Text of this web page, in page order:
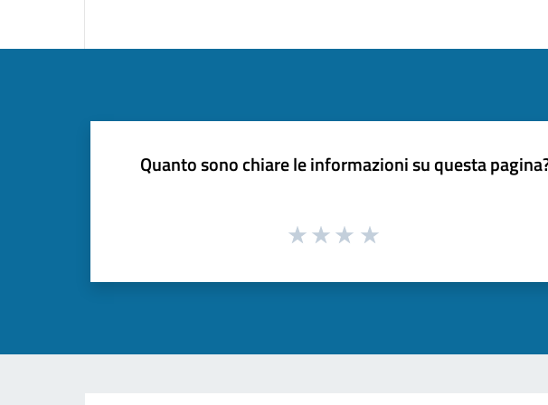
Quanto sono chiare le informazioni su questa